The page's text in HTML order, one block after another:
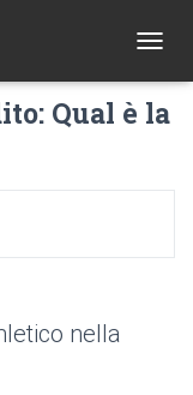
O
G
G
N
Qual è la
nella